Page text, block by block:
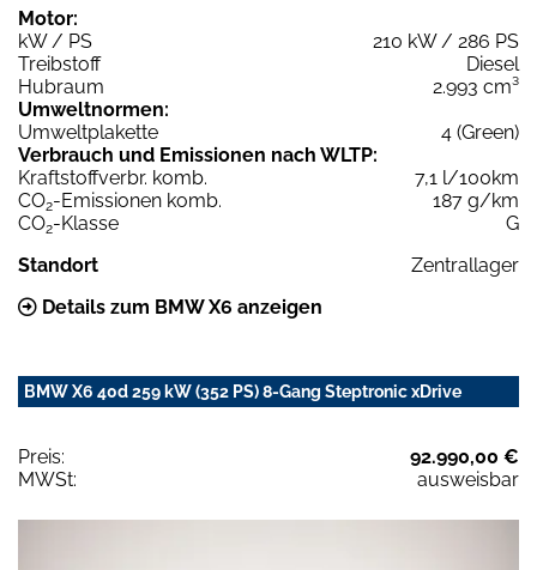
Motor:
kW / PS
210 kW / 286 PS
Treibstoff
Diesel
Hubraum
2.993 cm³
Umweltnormen:
Umweltplakette
4 (Green)
Verbrauch und Emissionen nach WLTP:
Kraftstoffverbr. komb.
7,1 l/100km
CO2-Emissionen komb.
187 g/km
CO2-Klasse
G
Standort
Zentrallager
Details zum BMW X6 anzeigen
BMW X6 40d 259 kW (352 PS) 8-Gang Steptronic xDrive
Preis:
92.990,00 €
MWSt:
ausweisbar